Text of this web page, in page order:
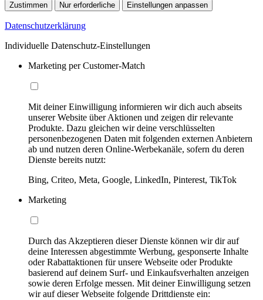
Zustimmen Nur erforderliche Einstellungen anpassen
Datenschutzerklärung
Individuelle Datenschutz-Einstellungen
Marketing per Customer-Match
Mit deiner Einwilligung informieren wir dich auch abseits
unserer Website über Aktionen und zeigen dir relevante
Produkte. Dazu gleichen wir deine verschlüsselten
personenbezogenen Daten mit folgenden externen Anbietern
ab und nutzen deren Online-Werbekanäle, sofern du deren
Dienste bereits nutzt:
Bing, Criteo, Meta, Google, LinkedIn, Pinterest, TikTok
Marketing
Durch das Akzeptieren dieser Dienste können wir dir auf
deine Interessen abgestimmte Werbung, gesponserte Inhalte
oder Rabattaktionen für unsere Webseite oder Produkte
basierend auf deinem Surf- und Einkaufsverhalten anzeigen
sowie deren Erfolge messen. Mit deiner Einwilligung setzen
wir auf dieser Webseite folgende Drittdienste ein: